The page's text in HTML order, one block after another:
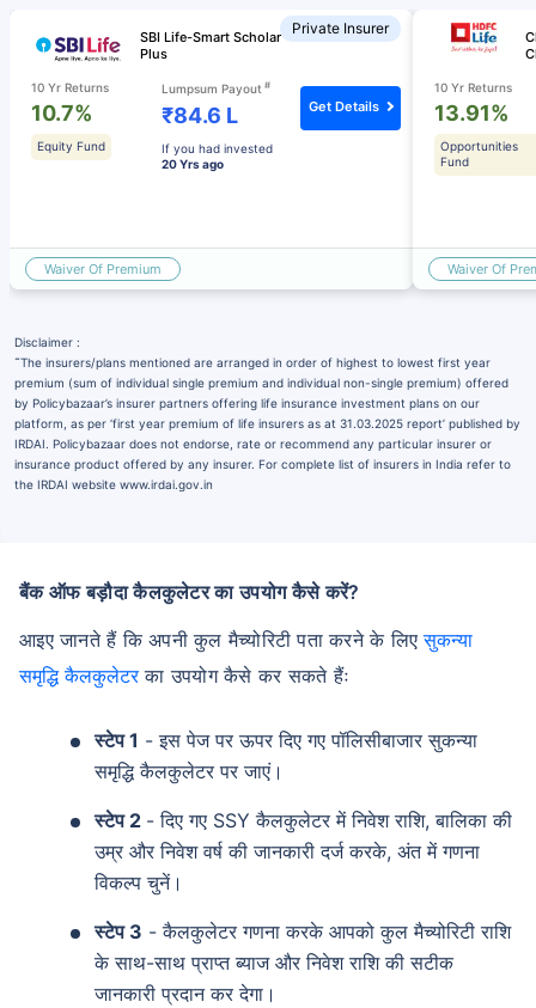
Private Insurer
Waiver Of Premium
SBI Life-Smart Scholar
Plus
10 Yr Returns
10.7%
Equity Fund
Lumpsum Payout #
₹84.6 L
If you had invested
20 Yrs ago
Get Details
Waiver Of
10 Yr Returns
13.91%
Opportunities
Fund
Disclaimer :
˜The insurers/plans mentioned are arranged in order of highest to lowest first year
premium (sum of individual single premium and individual non-single premium) offered
by Policybazaar’s insurer partners offering life insurance investment plans on our
platform, as per ‘first year premium of life insurers as at 31.03.2025 report’ published by
IRDAI. Policybazaar does not endorse, rate or recommend any particular insurer or
insurance product offered by any insurer. For complete list of insurers in India refer to
the IRDAI website www.irdai.gov.in
बैंक ऑफ बड़ौदा कैलकुलेटर का उपयोग कैसे करें?
आइए जानते हैं कि अपनी कुल मैच्योरिटी पता करने के लिए सुकन्या
समृद्धि कैलकुलेटरका उपयोग कैसे कर सकते हैंः
स्टेप 1 - इस पेज पर ऊपर दिए गए पॉलिसीबाजार सुकन्या
समृद्धि कैलकुलेटर पर जाएं।
स्टेप 2 - दिए गए SSY कैलकुलेटर में निवेश राशि, बालिका की
उम्र और निवेश वर्ष की जानकारी दर्ज करके, अंत में गणना
विकल्प चुनें।
स्टेप 3 - कैलकुलेटर गणना करके आपको कुल मैच्योरिटी राशि
के साथ-साथ प्राप्त ब्याज और निवेश राशि की सटीक
जानकारी प्रदान कर देगा।